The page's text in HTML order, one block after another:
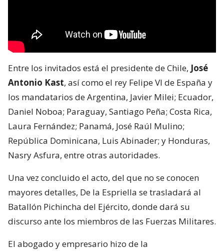
Entre los invitados está el presidente de Chile, José
Antonio Kast, así como el rey Felipe VI de España y
los mandatarios de Argentina, Javier Milei; Ecuador,
Daniel Noboa; Paraguay, Santiago Peña; Costa Rica,
Laura Fernández; Panamá, José Raúl Mulino;
República Dominicana, Luis Abinader; y Honduras,
Nasry Asfura, entre otras autoridades.
Una vez concluido el acto, del que no se conocen
mayores detalles, De la Espriella se trasladará al
Batallón Pichincha del Ejército, donde dará su
discurso ante los miembros de las Fuerzas Militares.
El abogado y empresario hizo de la